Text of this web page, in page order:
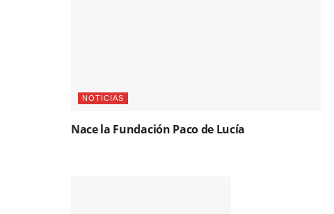
NOTICIAS
Nace la Fundación Paco de Lucía